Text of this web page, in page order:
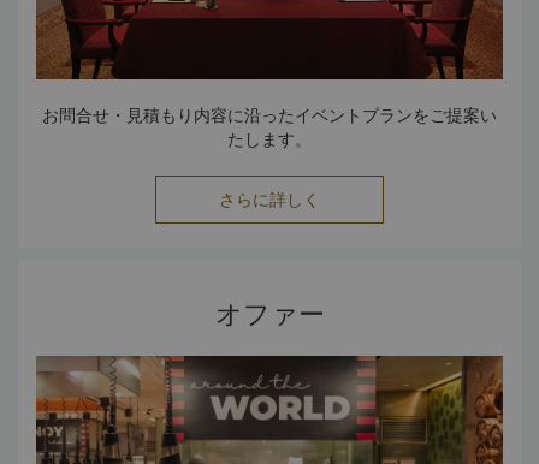
プールで水上に浮かびながら、新しいアクティビティととも
にチーム育成をお楽しみいただけます。
スクアッドゴールのカタログは、
けます。
お問合せ・見積もり内容に沿ったイベントプランをご提案い
たします。
さらに詳しく
オファー